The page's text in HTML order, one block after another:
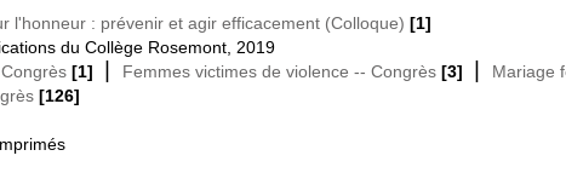
l'honneur : prévenir et agir efficacement (Colloque) [1]
du Collège Rosemont, 2019
[1] | Femmes victimes de violence -- Congrès [3] |
Mariage
[126]